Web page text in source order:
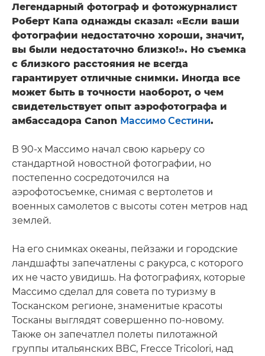
Легендарный фотограф и фотожурналист
Роберт Капа однажды сказал: «Если ваши
фотографии недостаточно хороши, значит,
вы были недостаточно близко!». Но съемка
с близкого расстояния не всегда
гарантирует отличные снимки. Иногда все
может быть в точности наоборот, о чем
свидетельствует опыт аэрофотографа и
амбассадора Canon Массимо Сестини.
В 90-х Массимо начал свою карьеру со
стандартной новостной фотографии, но
постепенно сосредоточился на
аэрофотосъемке, снимая с вертолетов и
военных самолетов с высоты сотен метров над
землей.
На его снимках океаны, пейзажи и городские
ландшафты запечатлены с ракурса, с которого
их не часто увидишь. На фотографиях, которые
Массимо сделал для совета по туризму в
Тосканском регионе, знаменитые красоты
Тосканы выглядят совершенно по-новому.
Также он запечатлел полеты пилотажной
группы итальянских ВВС, Frecce Tricolori, над